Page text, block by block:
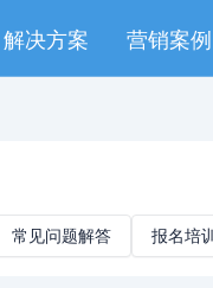
解决方案 营销案例
常见问题解答 报名培